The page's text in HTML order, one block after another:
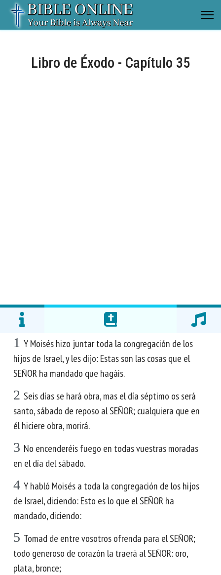
Libro de Éxodo - Capítulo 35
1 Y Moisés hizo juntar toda la congregación de los
hijos de Israel, y les dijo: Estas son las cosas que el
SEÑOR ha mandado que hagáis.
2 Seis días se hará obra, mas el día séptimo os será
santo, sábado de reposo al SEÑOR; cualquiera que en
él hiciere obra, morirá.
3 No encenderéis fuego en todas vuestras moradas
en el día del sábado.
4 Y habló Moisés a toda la congregación de los hijos
de Israel, diciendo: Esto es lo que el SEÑOR ha
mandado, diciendo:
5 Tomad de entre vosotros ofrenda para el SEÑOR;
todo generoso de corazón la traerá al SEÑOR: oro,
plata, bronce;